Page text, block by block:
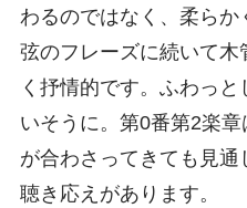
わるのではなく、柔らか
弦のフレーズに続いて木
く抒情的です。ふわっ
いそうに。第0番第2楽
が合わさってきても見
聴き応えがあります。